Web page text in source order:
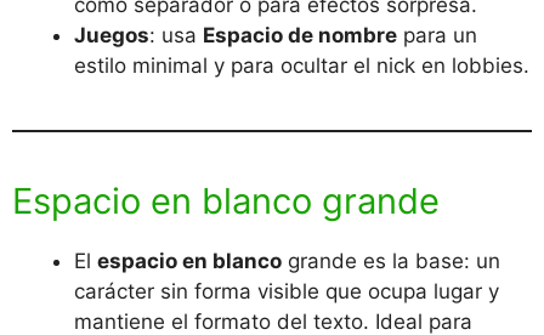
Juegos: usa Espacio de nombre para un
estilo minimal y para ocultar el nick en lobbies.
Espacio en blanco grande
El espacio en blanco grande es la base: un
carácter sin forma visible que ocupa lugar y
mantiene el formato del texto. Ideal para